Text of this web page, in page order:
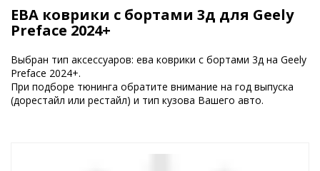
ЕВА коврики с бортами 3д для Geely
Preface 2024+
Выбран тип аксессуаров: ева коврики с бортами 3д на Geely
Preface 2024+.
При подборе тюнинга обратите внимание на год выпуска
(дорестайл или рестайл) и тип кузова Вашего авто.